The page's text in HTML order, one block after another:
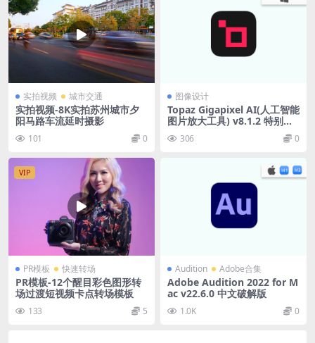
实拍视频 城市交通
实拍视频-8K实拍苏州城市夕
阳马路车流延时摄影
101 0
图像设计
Topaz Gigapixel AI(人工智能
图片放大工具) v8.1.2 特别版/
便携版
306 0
VIP
PR模板 快速转场
PR模板-12个醒目彩色图形转
场过渡短视频卡点转场模板
133 5
Audition Adobe合集
Adobe Audition 2022 for M
ac v22.6.0 中文破解版
1.0K 0